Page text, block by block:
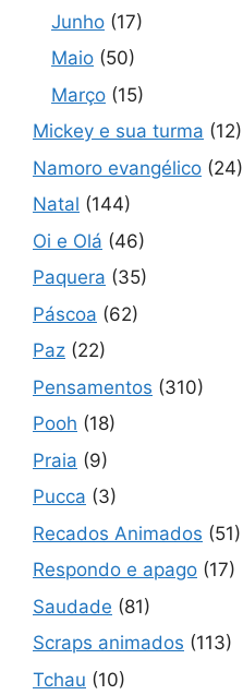
Junho (17)
Maio (50)
Março (15)
Mickey e sua turma (12)
Namoro evangélico (24)
Natal (144)
Oi e Olá (46)
Paquera (35)
Páscoa (62)
Paz (22)
Pensamentos (310)
Pooh (18)
Praia (9)
Pucca (3)
Recados Animados (51)
Respondo e apago (17)
Saudade (81)
Scraps animados (113)
Tchau (10)